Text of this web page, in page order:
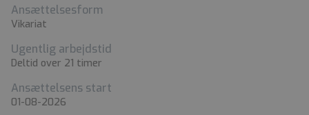
Ansættelsesform
Vikariat
Ugentlig arbejdstid
Deltid over 21 timer
Ansættelsens start
01-08-2026